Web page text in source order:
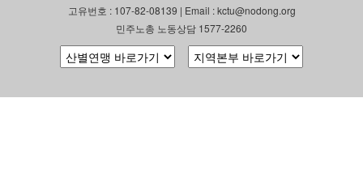
고유번호 : 107-82-08139 | Email : kctu@nodong.org
민주노총 노동상담 1577-2260